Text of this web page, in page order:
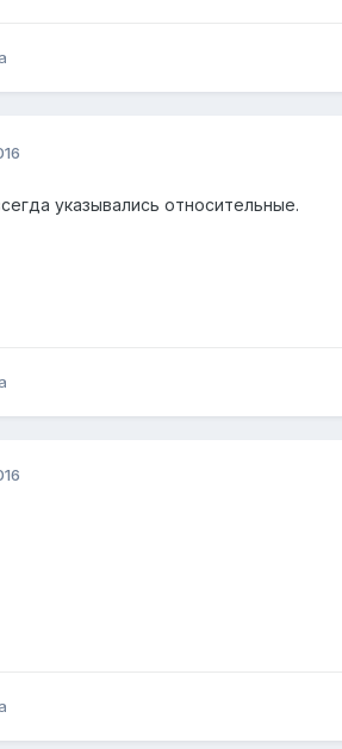
указывались относительные.